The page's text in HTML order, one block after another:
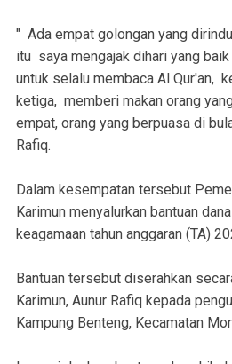
" Ada empat golongan yang
itu saya mengajak dihari yang
untuk selalu membaca Al Qur'an,
ketiga, memberi makan orang
empat, orang yang berpuasa di
Rafiq.
Dalam kesempatan tersebut
Karimun menyalurkan bantuan
keagamaan tahun anggaran (TA)
Bantuan tersebut diserahkan
Karimun, Aunur Rafiq kepada
Kampung Benteng, Kecamatan